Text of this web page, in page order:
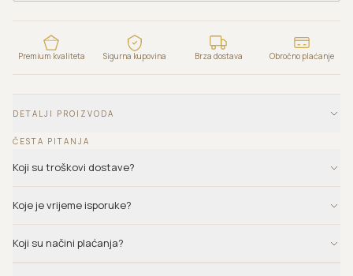
Premium kvaliteta Sigurna kupovina Brza dostava Obročno plaćanje
DETALJI PROIZVODA
ČESTA PITANJA
Koji su troškovi dostave?
Koje je vrijeme isporuke?
Koji su načini plaćanja?